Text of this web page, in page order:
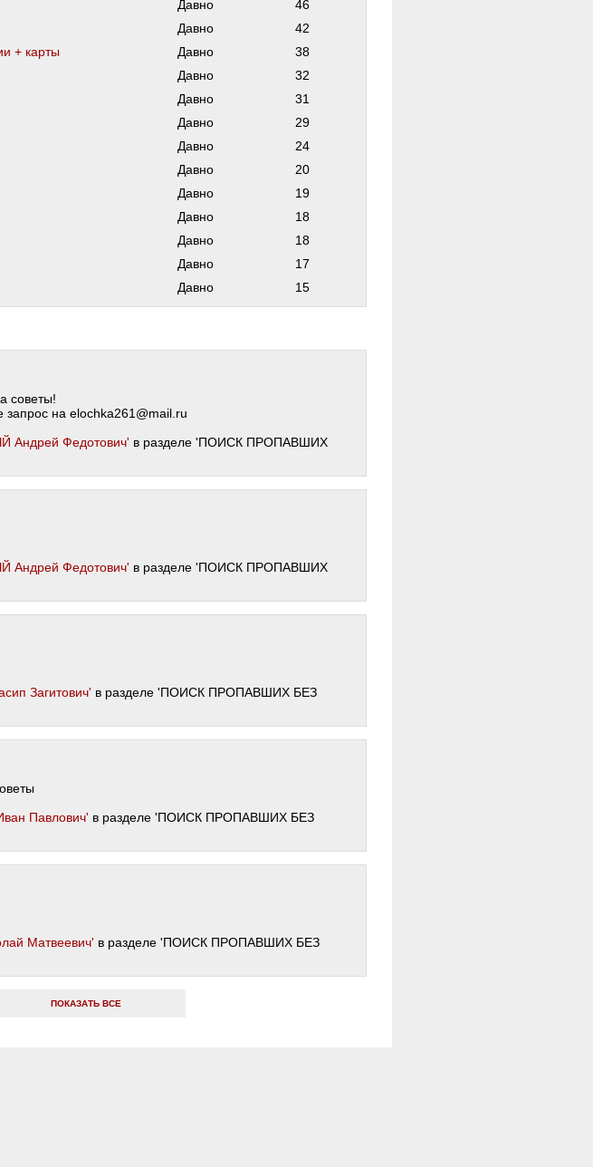
Давно
46
Давно
42
+ карты Давно
38
Давно
32
Давно
31
Давно
29
Давно
24
Давно
20
Давно
19
Давно
18
Давно
18
Давно
17
Давно 15
советы!
запрос на elochka261@mail.ru
Андрей Федотович' в разделе 'ПОИСК ПРОПАВШИХ
Андрей Федотович' в разделе 'ПОИСК ПРОПАВШИХ
Загитович' в разделе 'ПОИСК ПРОПАВШИХ БЕЗ
Павлович' в разделе 'ПОИСК ПРОПАВШИХ БЕЗ
Матвеевич' в разделе 'ПОИСК ПРОПАВШИХ БЕЗ
ПОКАЗАТЬ ВСЕ